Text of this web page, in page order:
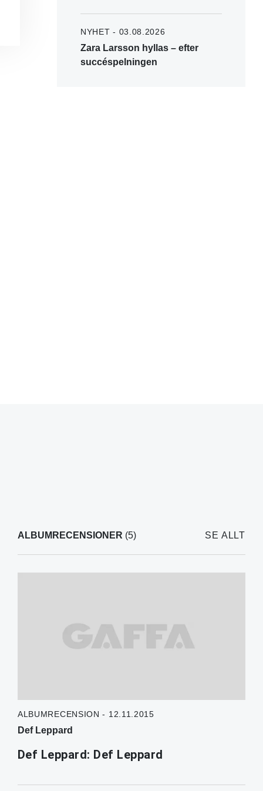
NYHET - 03.08.2026
Zara Larsson hyllas – efter
succéspelningen
ALBUMRECENSIONER (5) SE ALLT
ALBUMRECENSION - 12.11.2015
Def Leppard
Def Leppard: Def Leppard